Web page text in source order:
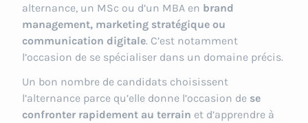
alternance, un MSc ou d’un MBA en brand
management, marketing stratégique ou
communication digitale. C’est notamment
l’occasion de se spécialiser dans un domaine précis.
Un bon nombre de candidats choisissent
l’alternance parce qu’elle donne l’occasion de se
confronter rapidement au terrain et d’apprendre à